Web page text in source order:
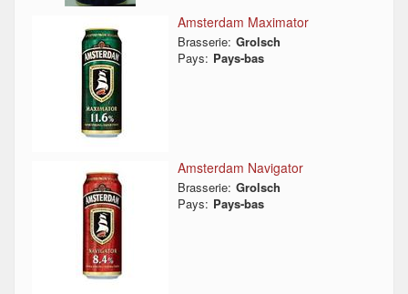
Amsterdam Maximator
Brasserie: Grolsch
Pays: Pays-bas
Amsterdam Navigator
Brasserie: Grolsch
Pays: Pays-bas